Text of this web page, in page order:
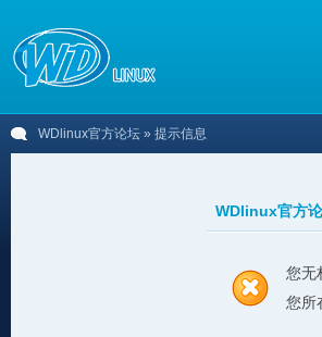
WDlinux官方论坛 » 提示信息
WDlinux官方
您无
您所